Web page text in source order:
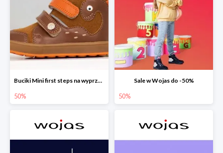
Buciki Mini first steps na wyprzedaży
50%
Sale w Wojas do -50%
50%